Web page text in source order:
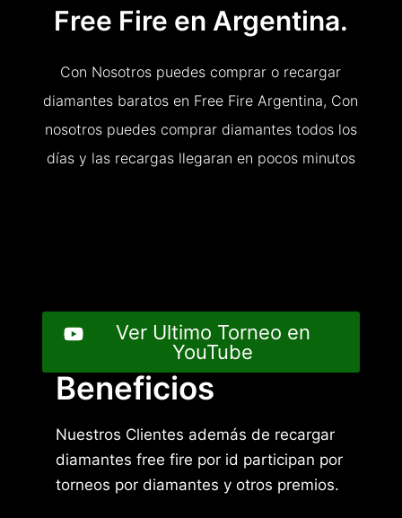
Free Fire en Argentina.
Con Nosotros puedes comprar o recargar
diamantes baratos en Free Fire Argentina, Con
nosotros puedes comprar diamantes todos los
días y las recargas llegaran en pocos minutos
Ver Ultimo Torneo en
YouTube
Beneficios
Nuestros Clientes además de recargar
diamantes free fire por id participan por
torneos por diamantes y otros premios.